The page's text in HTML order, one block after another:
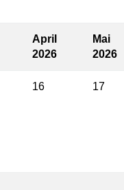
April
2026
Mai
2026
16 17